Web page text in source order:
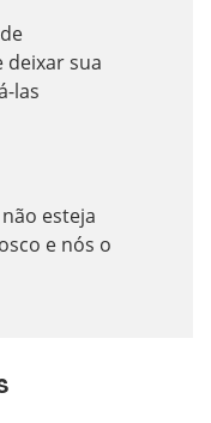
deixar sua
las
esteja
e nós o